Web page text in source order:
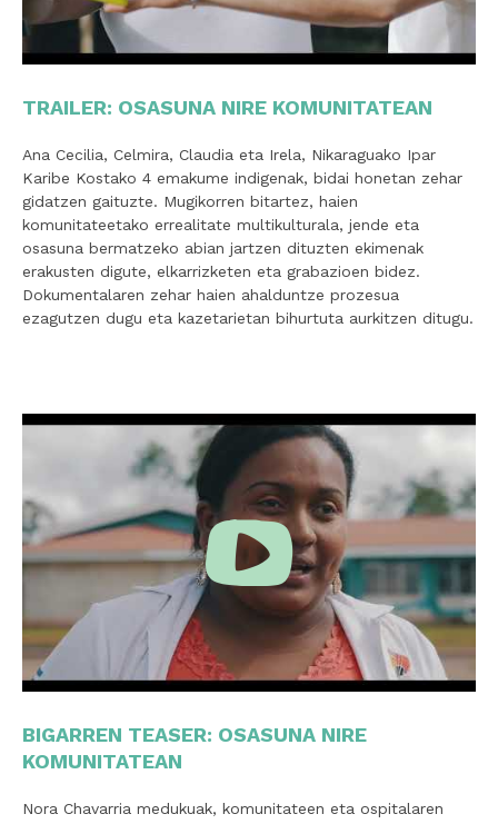
TRAILER: OSASUNA NIRE KOMUNITATEAN
Ana Cecilia, Celmira, Claudia eta Irela, Nikaraguako Ipar
Karibe Kostako 4 emakume indigenak, bidai honetan zehar
gidatzen gaituzte. Mugikorren bitartez, haien
komunitateetako errealitate multikulturala, jende eta
osasuna bermatzeko abian jartzen dituzten ekimenak
erakusten digute, elkarrizketen eta grabazioen bidez.
Dokumentalaren zehar haien ahalduntze prozesua
ezagutzen dugu eta kazetarietan bihurtuta aurkitzen ditugu.
BIGARREN TEASER: OSASUNA NIRE
KOMUNITATEAN
Nora Chavarria medukuak, komunitateen eta ospitalaren